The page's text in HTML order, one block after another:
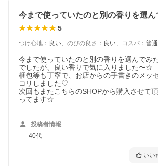
5
つけ心地 ： 良い、 のびの良さ ： 良い、 コスパ ： 普通
今まで使っていたのと別の香りを選んでみ
でしたが、良い香りで気に入りました〜☆
梱包等も丁寧で、お店からの手書きのメッ
コリしました♡
次回もまたこちらのSHOPから購入させて
ってます☆
投稿者情報
40代
いい